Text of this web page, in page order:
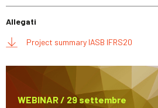
Allegati
Project summary IASB IFRS20
WEBINAR / 29 settembre